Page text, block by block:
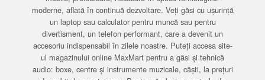
moderne, aflată în continuă dezvoltare. Veți găsi cu ușurință
un laptop sau calculator pentru muncă sau pentru
divertisment, un telefon performant, care a devenit un
accesoriu indispensabil în zilele noastre. Puteți accesa site-
ul magazinului online MaxMart pentru a găsi și tehnică
audio: boxe, centre și instrumente muzicale, căști, la prețuri